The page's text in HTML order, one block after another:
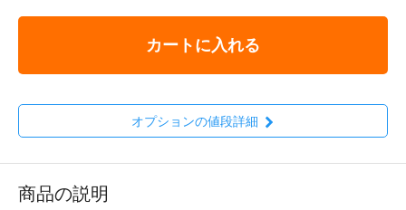
カートに入れる
オプションの値段詳細
商品の説明